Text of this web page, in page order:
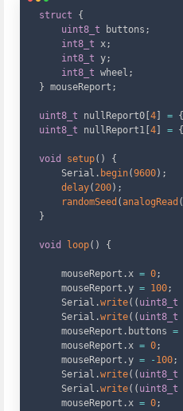
struct
{
uint8_t buttons ;
int8_t x;
int8_t y;
int8_t wheel ;
} mouseReport ;
uint8_t nullReport0 4 = {
uint8_t nullReport1 4 = {
void setup( )
{
    Serial
. begin(9600) ;
delay( 200) ;
randomSeed (analogRead (
}
void loop( ) {
    mouseReport
.x = 0;
    mouseReport
.y = 100;
    Serial
.write( ( uint8_t
    Serial
.write( ( uint8_t
    mouseReport
. buttons =
    mouseReport
.x = 0;
    mouseReport
.y = - 100;
    Serial
.write( ( uint8_t
    Serial
.write( ( uint8_t
    mouseReport
.x = 0;